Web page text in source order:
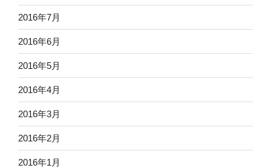
2016年7月
2016年6月
2016年5月
2016年4月
2016年3月
2016年2月
2016年1月